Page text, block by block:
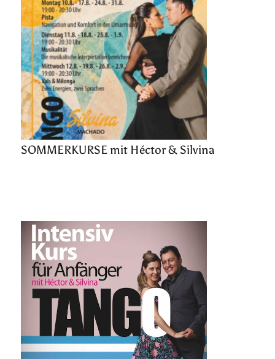
SOMMERKURSE mit Héctor & Silvina